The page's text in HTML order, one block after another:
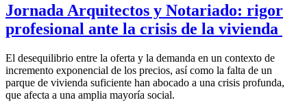
Jornada Arquitectos y Notariado: rigor
profesional ante la crisis de la vivienda
El desequilibrio entre la oferta y la demanda en un contexto de
incremento exponencial de los precios, así como la falta de un
parque de vivienda suficiente han abocado a una crisis profunda,
que afecta a una amplia mayoría social.